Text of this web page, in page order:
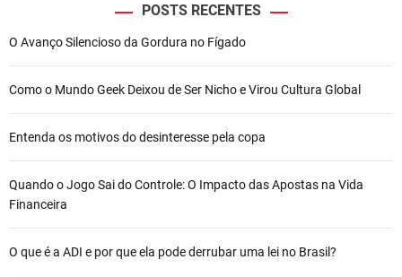
POSTS RECENTES
O Avanço Silencioso da Gordura no Fígado
Como o Mundo Geek Deixou de Ser Nicho e Virou Cultura Global
Entenda os motivos do desinteresse pela copa
Quando o Jogo Sai do Controle: O Impacto das Apostas na Vida
Financeira
O que é a ADI e por que ela pode derrubar uma lei no Brasil?